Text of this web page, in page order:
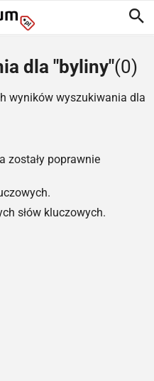
dla "byliny"(0)
wyników wyszukiwania dla
zostały poprawnie
słów kluczowych.